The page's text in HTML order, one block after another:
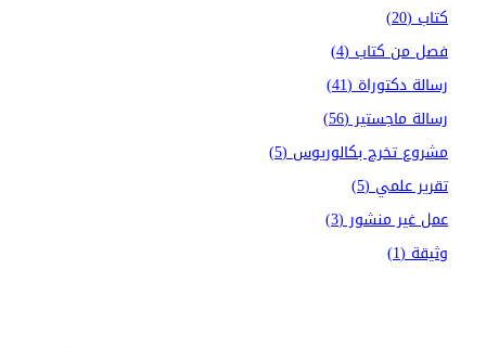
كتاب (20)
فصل من كتاب (4)
رسالة دكتوراة (41)
رسالة ماجستير (56)
مشروع تخرج بكالوريوس (5)
تقرير علمي (5)
عمل غير منشور (3)
وثيقة (1)